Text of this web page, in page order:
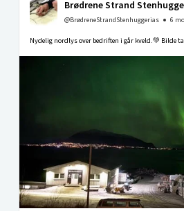
Brødrene Strand
@BrødreneStrandStenhuggerias 6
Nydelig nordlys over bedriften i går kveld.💚 Bilde